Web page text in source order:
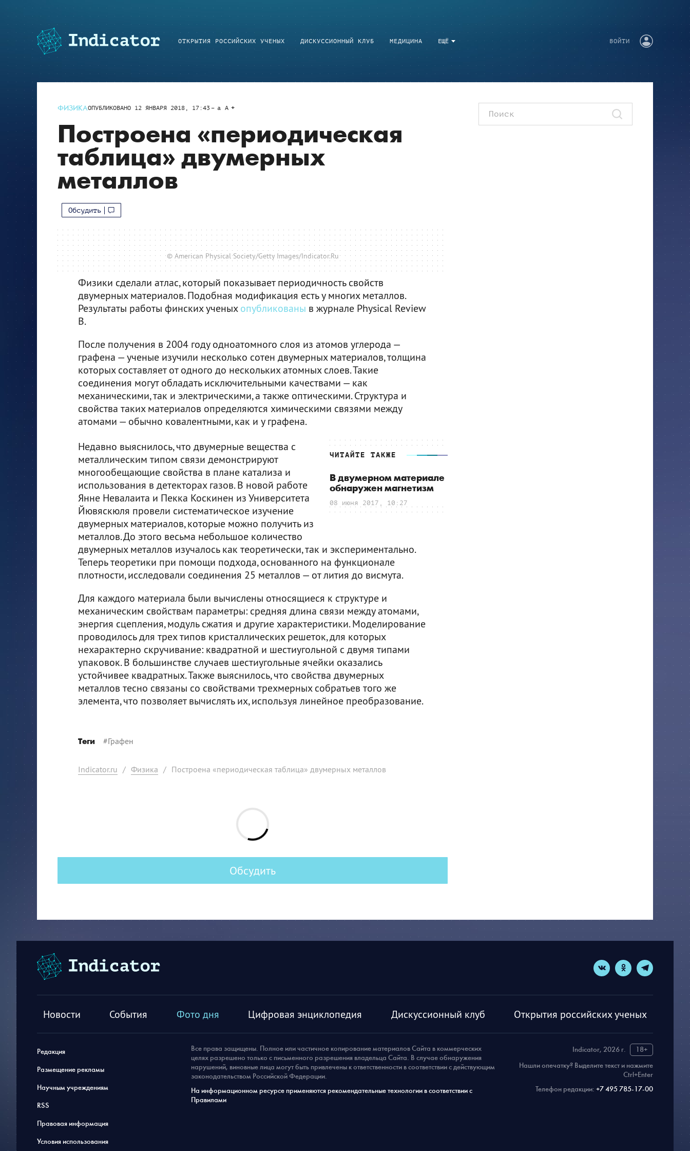
ЕЩЁ
ОТКРЫТИЯ РОССИЙСКИХ УЧЕНЫХ ДИСКУССИОННЫЙ КЛУБ МЕДИЦИНА ВОЙТИ
ФИЗИКАОПУБЛИКОВАНО 12 ЯНВАРЯ 2018, 17:43 a A
Построена «периодическая
таблица» двумерных
металлов
Обсудить
© American Physical Society/Getty Images/Indicator.Ru
Физики сделали атлас, который показывает периодичность свойств
двумерных материалов. Подобная модификация есть у многих металлов.
Результаты работы финских ученых опубликованы в журнале Physical Review
B.
После получения в 2004 году одноатомного слоя из атомов углерода —
графена — ученые изучили несколько сотен двумерных материалов, толщина
которых составляет от одного до нескольких атомных слоев. Такие
соединения могут обладать исключительными качествами — как
механическими, так и электрическими, а также оптическими. Структура и
свойства таких материалов определяются химическими связями между
атомами — обычно ковалентными, как и у графена.
ЧИТАЙТЕ ТАКЖЕ
В двумерном материале
обнаружен магнетизм
08 июня 2017, 10:27
Недавно выяснилось, что двумерные вещества с
металлическим типом связи демонстрируют
многообещающие свойства в плане катализа и
использования в детекторах газов. В новой работе
Янне Невалаита и Пекка Коскинен из Университета
Йювяскюля провели систематическое изучение
двумерных материалов, которые можно получить из
металлов. До этого весьма небольшое количество
двумерных металлов изучалось как теоретически, так и экспериментально.
Теперь теоретики при помощи подхода, основанного на функционале
плотности, исследовали соединения 25 металлов — от лития до висмута.
Для каждого материала были вычислены относящиеся к структуре и
механическим свойствам параметры: средняя длина связи между атомами,
энергия сцепления, модуль сжатия и другие характеристики. Моделирование
проводилось для трех типов кристаллических решеток, для которых
нехарактерно скручивание: квадратной и шестиугольной с двумя типами
упаковок. В большинстве случаев шестиугольные ячейки оказались
устойчивее квадратных. Также выяснилось, что свойства двумерных
металлов тесно связаны со свойствами трехмерных собратьев того же
элемента, что позволяет вычислять их, используя линейное преобразование.
Теги #Графен
Indicator.ru / Физика / Построена «периодическая таблица» двумерных металлов
Обсудить
Новости События Фото дня Цифровая энциклопедия Дискуссионный клуб Открытия российских ученых
Редакция
Размещение рекламы
Научным учреждениям
RSS
Правовая информация
Условия использования
Indicator, 2026 г.
18+
Нашли опечатку? Выделите текст и нажмите
Ctrl+Enter
Телефон редакции: +7 495 785-17-00
Все права защищены. Полное или частичное копирование материалов Сайта в коммерческих
целях разрешено только с письменного разрешения владельца Сайта. В случае обнаружения
нарушений, виновные лица могут быть привлечены к ответственности в соответствии с действующим
законодательством Российской Федерации.
На информационном ресурсе применяются рекомендательные технологии в соответствии с
Правилами